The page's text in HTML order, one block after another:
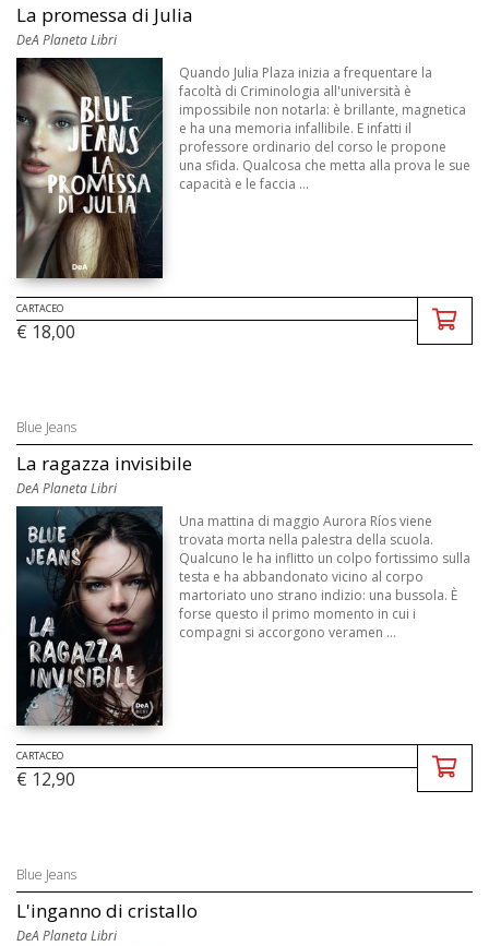
La promessa di Julia
DeA Planeta Libri
Quando Julia Plaza inizia a frequentare la
facoltà di Criminologia all'università è
impossibile non notarla: è brillante, magnetica
e ha una memoria infallibile. E infatti il
professore ordinario del corso le propone
una sfida. Qualcosa che metta alla prova le sue
capacità e le faccia ...
CARTACEO
€ 18,00
Blue Jeans
La ragazza invisibile
DeA Planeta Libri
Una mattina di maggio Aurora Ríos viene
trovata morta nella palestra della scuola.
Qualcuno le ha inflitto un colpo fortissimo sulla
testa e ha abbandonato vicino al corpo
martoriato uno strano indizio: una bussola. È
forse questo il primo momento in cui i
compagni si accorgono veramen ...
CARTACEO
€ 12,90
Blue Jeans
L'inganno di cristallo
DeA Planeta Libri